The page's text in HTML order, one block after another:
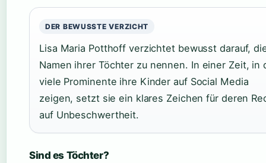
DER BEWUSSTE VERZICHT
Lisa Maria Potthoff verzichtet bewusst darauf,
Namen ihrer Töchter zu nennen. In einer Zeit, in
viele Prominente ihre Kinder auf Social Media
zeigen, setzt sie ein klares Zeichen für deren
auf Unbeschwertheit.
Sind es Töchter?